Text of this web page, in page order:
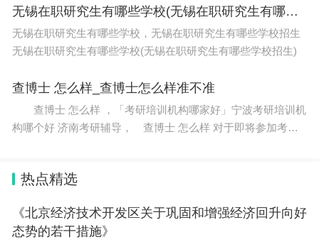
一些现实案例，通过案例分析来巩固知识。下面
无锡在职研究生有哪些学校(无锡在职研究生有哪些学校招生)
无锡在职研究生有哪些学校，无锡在职研究生有哪些学校招生
无锡在职研究生有哪些学校(无锡在职研究生有哪些学校招生)
查博士 怎么样_查博士怎么样准不准
查博士 怎么样 ，「考研培训机构哪家好」宁波考研培训机
构哪个好 济南考研辅导， 查博士 怎么样 对于即将参加考研
热点精选
《北京经济技术开发区关于巩固和增强经济回升向好
态势的若干措施》